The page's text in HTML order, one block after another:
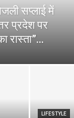
सप्लाई में
प्रदेश पर
रास्ता”...
LIFESTYLE